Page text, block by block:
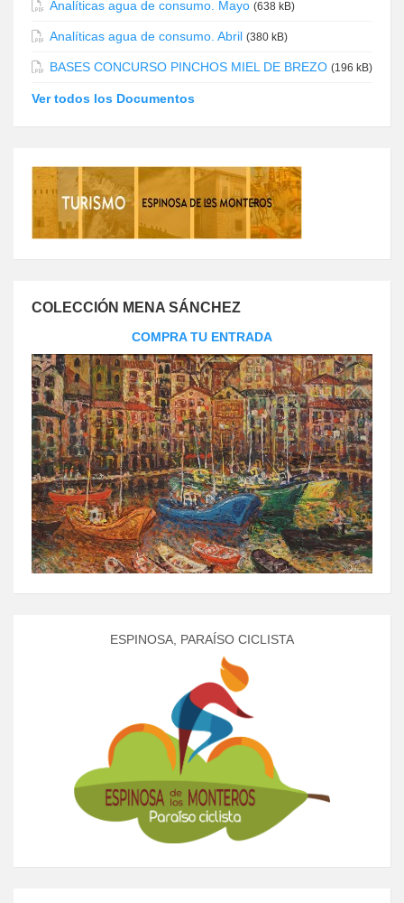
Analíticas agua de consumo. Mayo (638 kB)
Analíticas agua de consumo. Abril (380 kB)
BASES CONCURSO PINCHOS MIEL DE BREZO (196 kB)
Ver todos los Documentos
COLECCIÓN MENA SÁNCHEZ
COMPRA TU ENTRADA
ESPINOSA, PARAÍSO CICLISTA